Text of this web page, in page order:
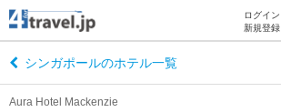
ログイン
新規登録
シンガポールのホテル一覧
Aura Hotel Mackenzie